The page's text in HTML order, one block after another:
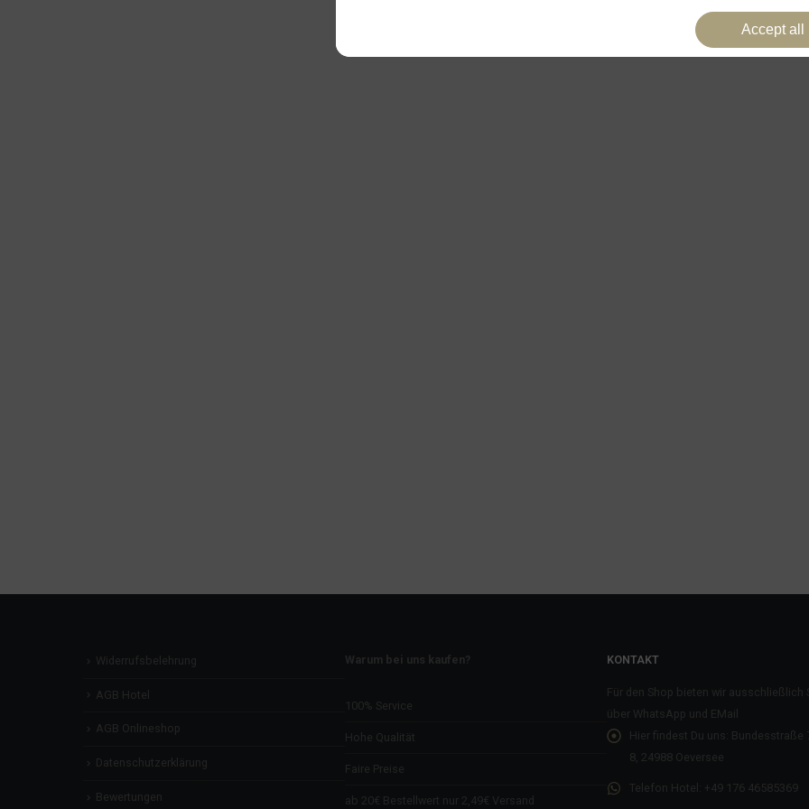
Widerrufsbelehrung
AGB Hotel
AGB Onlineshop
Datenschutzerklärung
Bewertungen
Warum bei uns kaufen?
100% Service
Hohe Qualität
Faire Preise
ab 20€ Bestellwert nur 2,49€ Versand
KONTAKT
Für den Shop bieten wir ausschließlich
über WhatsApp und EMail
Hier findest Du uns:
Bundesstraße
8, 24988 Oeversee
Telefon Hotel: +49 176 46585369